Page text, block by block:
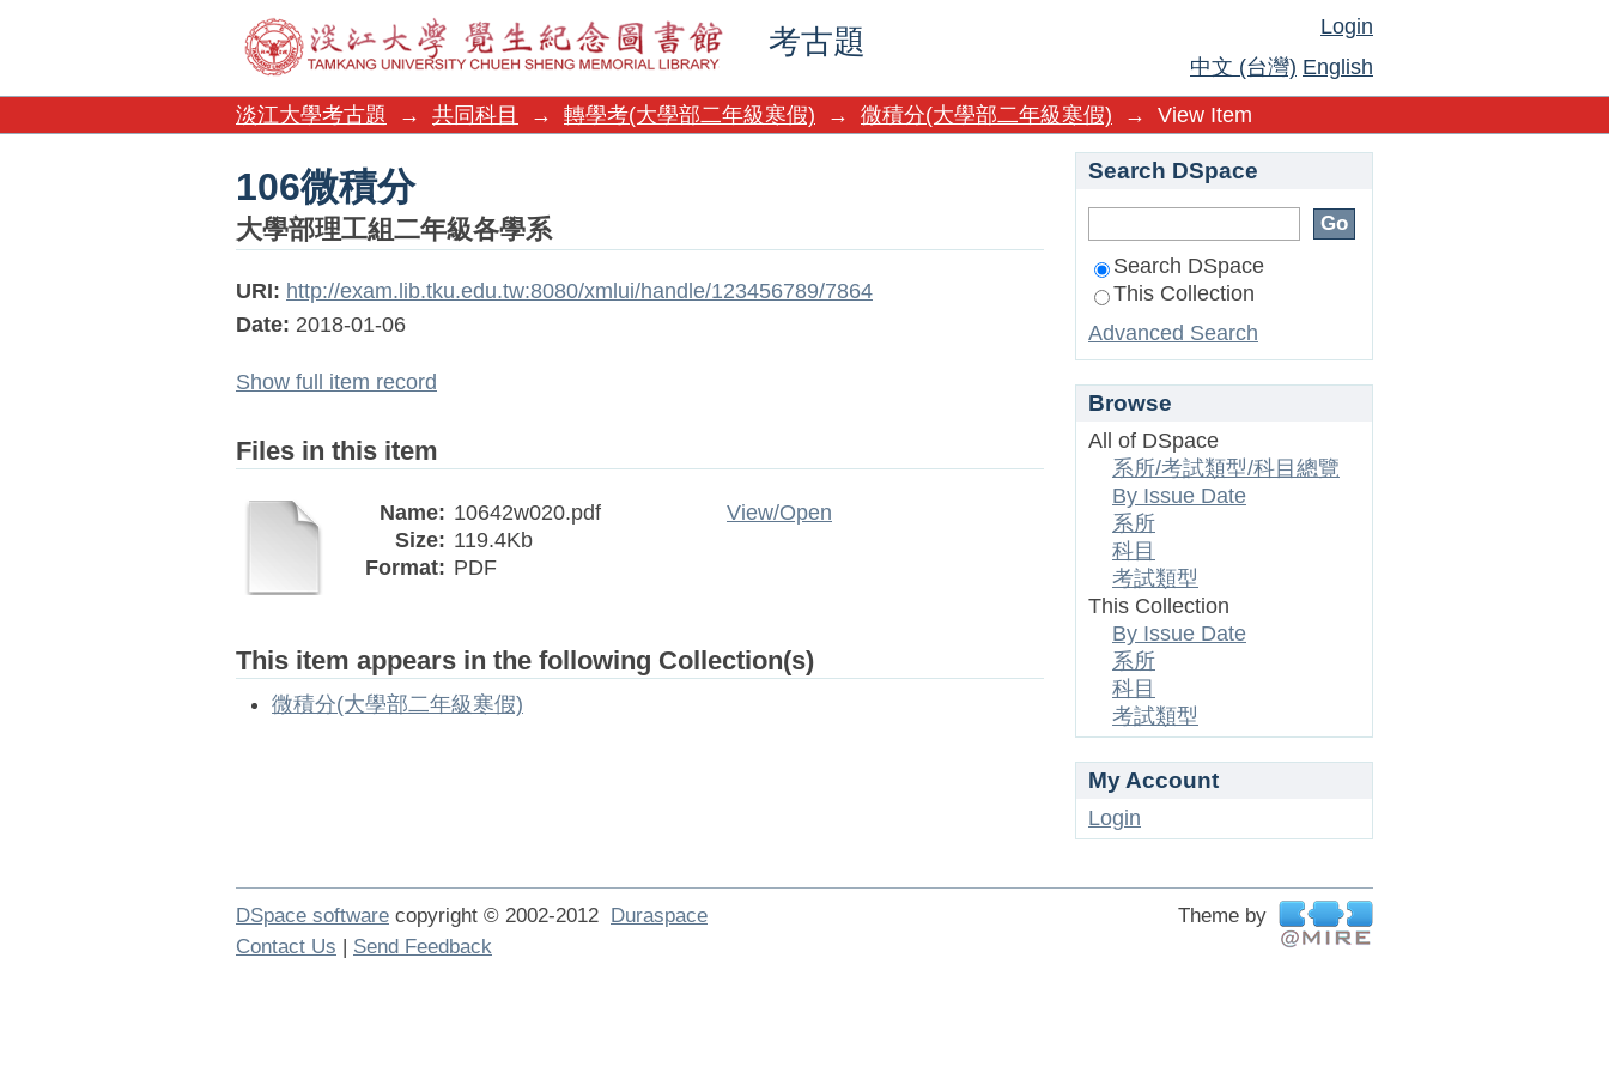
考古題
106微積分
Login
中文 (台灣) English
淡江大學考古題
→ 共同科目 → 轉學考(大學部二年級寒假) → 微積分(大學部二年級寒假) → View Item
106微積分
大學部理工組二年級各學系
URI: http://exam.lib.tku.edu.tw:8080/xmlui/handle/123456789/7864
Date: 2018-01-06
Show full item record
Files in this item
Name: 10642w020.pdf
Size: 119.4Kb
Format: PDF
View/Open
This item appears in the following Collection(s)
微積分(大學部二年級寒假)
Search DSpace
Search DSpace
This Collection
Advanced Search
Browse
All of DSpace
系所/考試類型/科目總覽
By Issue Date
系所
科目
考試類型
This Collection
By Issue Date
系所
科目
考試類型
My Account
Login
DSpace software copyright © 2002-2012 Duraspace
Theme by
Contact Us | Send Feedback